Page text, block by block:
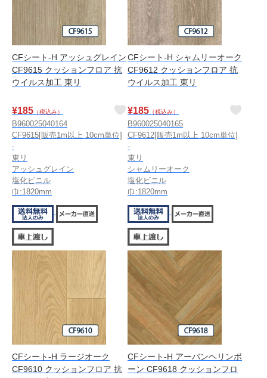
CFシート-H アッシュグレイン
CF9615 クッションフロア 抗
ウイルス加工 東リ
¥185 （税込み）
B960025040164
CF9615[販売1m以上 10cm単位]
-
東リ
アッシュグレイン
塩化ビニル
巾:1820mm
CFシート-H シャムリーオーク
CF9612 クッションフロア 抗
ウイルス加工 東リ
¥185 （税込み）
B960025040165
CF9612[販売1m以上 10cm単位]
-
東リ
シャムリーオーク
塩化ビニル
巾:1820mm
CFシート-H ラージオーク
CF9610 クッションフロア 抗
CFシート-H アーバンヘリンボ
ーン CF9618 クッションフロ